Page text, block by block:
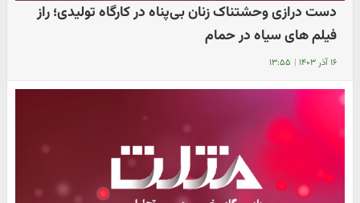
دست درازی وحشتناک زنان بی‌پناه در کارگاه تولیدی؛ راز
فیلم های سیاه در حمام
۱۶ آذر ۱۴۰۳ | ۱۳:۵۵